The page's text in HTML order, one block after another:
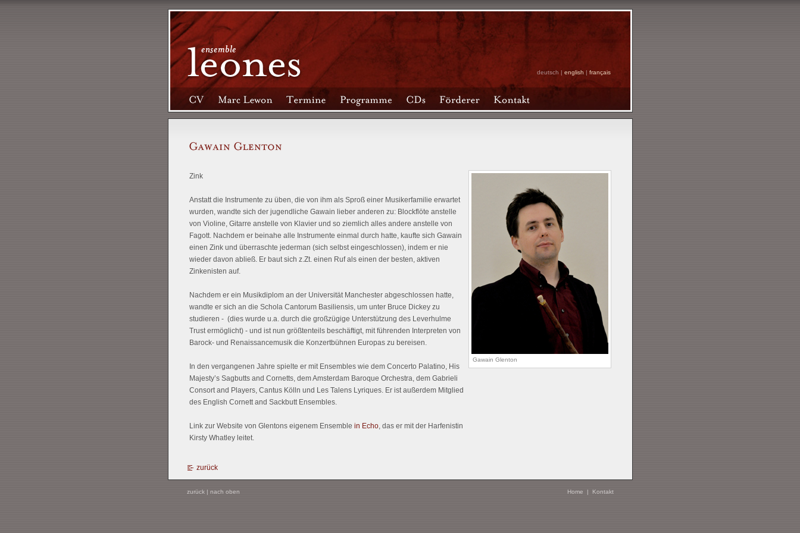
deutsch | english | français
Gawain Glenton
Zink
Anstatt die Instrumente zu üben, die von ihm als Sproß einer Musikerfamilie erwartet
wurden, wandte sich der jugendliche Gawain lieber anderen zu: Blockflöte anstelle
von Violine, Gitarre anstelle von Klavier und so ziemlich alles andere anstelle von
Fagott. Nachdem er beinahe alle Instrumente einmal durch hatte, kaufte sich Gawain
einen Zink und überraschte jederman (sich selbst eingeschlossen), indem er nie
wieder davon abließ. Er baut sich z.Zt. einen Ruf als einen der besten, aktiven
Zinkenisten auf.
Nachdem er ein Musikdiplom an der Universität Manchester abgeschlossen hatte,
wandte er sich an die Schola Cantorum Basiliensis, um unter Bruce Dickey zu
studieren - (dies wurde u.a. durch die großzügige Unterstützung des Leverhulme
Trust ermöglicht) - und ist nun größtenteils beschäftigt, mit führenden Interpreten von
Barock- und Renaissancemusik die Konzertbühnen Europas zu bereisen.
In den vergangenen Jahre spielte er mit Ensembles wie dem Concerto Palatino, His
Majesty’s Sagbutts and Cornetts, dem Amsterdam Baroque Orchestra, dem Gabrieli
Consort and Players, Cantus Kölln und Les Talens Lyriques. Er ist außerdem Mitglied
des English Cornett and Sackbutt Ensembles.
Link zur Website von Glentons eigenem Ensemble in Echo, das er mit der Harfenistin
Kirsty Whatley leitet.
zurück
zurück| nach oben Home | Kontakt